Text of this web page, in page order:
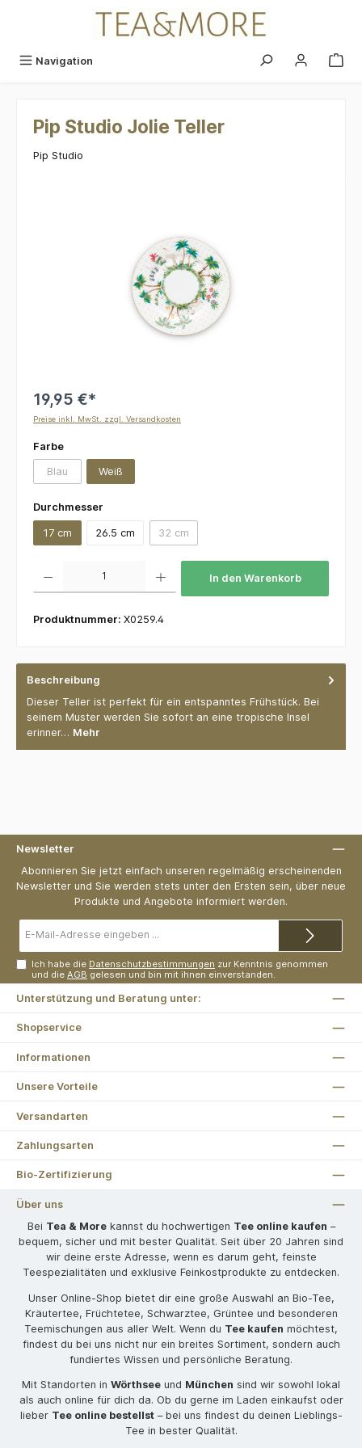
Navigation
Pip Studio Jolie Teller
Pip Studio
19,95 €*
Preise inkl. MwSt. zzgl. Versandkosten
Farbeauswählen
Blau(Diese Option ist zurzeit nicht verfügbar.)
Weiß
Durchmesser
17 cm 26.5 cm 32 cm(Diese Option ist zurzeit nicht verfügbar.)
In den Warenkorb
Produktnummer: X0259.4
Beschreibung
Dieser Teller ist perfekt für ein entspanntes Frühstück. Bei
seinem Muster werden Sie sofort an eine tropische Insel
erinner… Mehr
Newsletter
Abonnieren Sie jetzt einfach unseren regelmäßig erscheinenden
Newsletter und Sie werden stets unter den Ersten sein, über neue
Produkte und Angebote informiert werden.
Mail-
Ich habe die Datenschutzbestimmungen zur Kenntnis genommen
und dieAGB gelesen und bin mit ihnen einverstanden.
Unterstützung und Beratung unter:
Shopservice
Informationen
Unsere Vorteile
Versandarten
Zahlungsarten
Bio-Zertifizierung
Über uns
Bei Tea & Morekannst du hochwertigen Tee online kaufen –
bequem, sicher und mit bester Qualität. Seit über 20 Jahren sind
wir deine erste Adresse, wenn es darum geht, feinste
Teespezialitäten und exklusive Feinkostprodukte zu entdecken.
Unser Online-Shop bietet dir eine große Auswahl an Bio-Tee,
Kräutertee, Früchtetee, Schwarztee, Grüntee und besonderen
Teemischungen aus aller Welt. Wenn du Tee kaufen möchtest,
findest du bei uns nicht nur ein breites Sortiment, sondern auch
fundiertes Wissen und persönliche Beratung.
Mit Standorten in Wörthsee und München sind wir sowohl lokal
als auch online für dich da. Ob du gerne im Laden einkaufst oder
lieber Tee online bestellst– bei uns findest du deinen Lieblings-
Tee in bester Qualität.